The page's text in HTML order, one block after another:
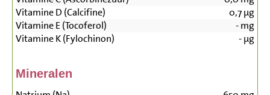
Vitamine D (Calcifine)
0,7µg
Vitamine E (Tocoferol)
-mg
Vitamine K (Fylochinon)
-µg
Mineralen